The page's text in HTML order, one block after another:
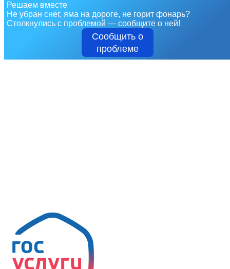
Решаем вместе
Не убран снег, яма на дороге, не горит фонарь?
Столкнулись с проблемой — сообщите о ней!
Сообщить о
проблеме